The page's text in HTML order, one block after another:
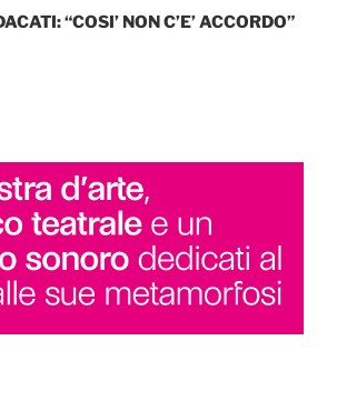
“COSI’ NON C’E’ ACCORDO”